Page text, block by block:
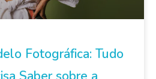
Fotográfica: Tudo